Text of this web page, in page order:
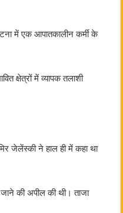
में एक आपातकालीन कर्मी के
क्षेत्रों में व्यापक तलाशी
जेलेंस्की ने हाल ही में कहा था
जाने की अपील की थी। ताजा